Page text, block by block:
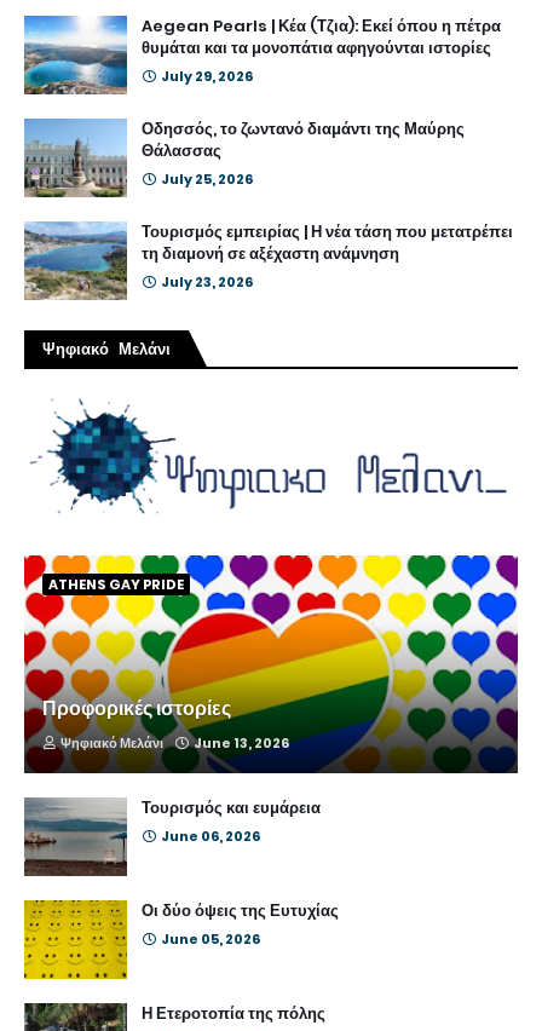
Aegean Pearls | Κέα (Τζια): Εκεί όπου η πέτρα
θυμάται και τα μονοπάτια αφηγούνται ιστορίες
July 29, 2026
Οδησσός, το ζωντανό διαμάντι της Μαύρης
Θάλασσας
July 25, 2026
Τουρισμός εμπειρίας | Η νέα τάση που μετατρέπει
τη διαμονή σε αξέχαστη ανάμνηση
July 23, 2026
Ψηφιακό Μελάνι
ATHENS GAY PRIDE
Προφορικές ιστορίες
Ψηφιακό Μελάνι June 13, 2026
Τουρισμός και ευμάρεια
June 06, 2026
Οι δύο όψεις της Ευτυχίας
June 05, 2026
Η Ετεροτοπία της πόλης